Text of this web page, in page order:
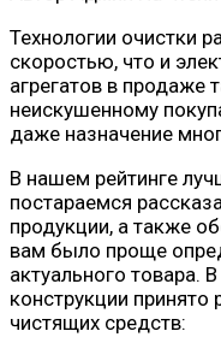
Технологии очистки
скоростью, что и
агрегатов в продаже
неискушенному
даже назначение
В нашем рейтинге
постараемся
продукции, а также
вам было проще
актуального товара.
конструкции
чистящих средств: